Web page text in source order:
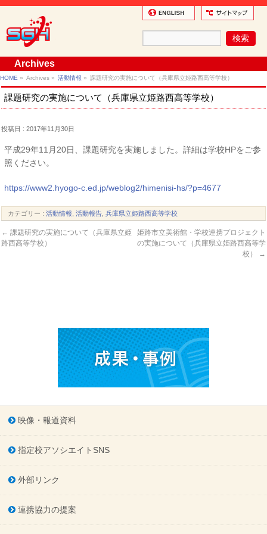
Archives
HOME » Archives » 活動情報 » 課題研究の実施について（兵庫県立姫路西高等学校）
課題研究の実施について（兵庫県立姫路西高等学校）
投稿日 : 2017年11月30日
平成29年11月20日、課題研究を実施しました。詳細は学校HPをご参
照ください。
https://www2.hyogo-c.ed.jp/weblog2/himenisi-hs/?p=4677
カテゴリー :活動情報 ,活動報告 ,兵庫県立姫路西高等学校
← 課題研究の実施について（兵庫県立姫
路西高等学校）
姫路市立美術館・学校連携プロジェクト
の実施について（兵庫県立姫路西高等学
校）
→
映像・報道資料
指定校アソシエイトSNS
外部リンク
連携協力の提案